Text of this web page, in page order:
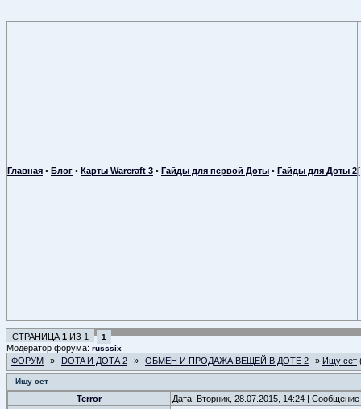
Главная • Блог • Карты Warcraft 3 • Гайды для первой Доты • Гайды для Доты 2
СТРАНИЦА 1 ИЗ 1 1
Модератор форума: russsix
ФОРУМ » DOTA И ДОТА 2 » ОБМЕН И ПРОДАЖА ВЕЩЕЙ В ДОТЕ 2 » Ищу сет
Ищу сет
Terror Дата: Вторник, 28.07.2015, 14:24 |